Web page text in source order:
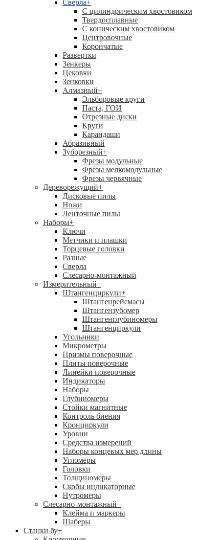
Сверла+
С цилиндрическим хвостовиком
Твердосплавные
С коническим хвостовиком
Центровочные
Корончатые
Развертки
Зенкеры
Цековки
Зенковки
Алмазный+
Эльборовые круги
Паста, ГОИ
Отрезные диски
Круги
Карандаши
Абразивный
Зуборезный+
Фрезы модульные
Фрезы мелкомодульные
Фрезы червячные
Дереворежущий+
Дисковые пилы
Ножи
Ленточные пилы
Наборы+
Ключи
Метчики и плашки
Торцевые головки
Разные
Сверла
Слесарно-монтажный
Измерительный+
Штангенциркули+
Штангенрейсмасы
Штангензубомер
Штангенглубиномеры
Штангенциркули
Угольники
Микрометры
Призмы поверочные
Плиты поверочные
Линейки поверочные
Индикаторы
Наборы
Глубиномеры
Стойки магнитные
Контроль биения
Кронциркули
Уровни
Средства измерений
Наборы концевых мер длины
Угломеры
Головки
Толщиномеры
Скобы индикаторные
Нутромеры
Слесарно-монтажный+
Клейма и маркеры
Шаберы
Станки бу+